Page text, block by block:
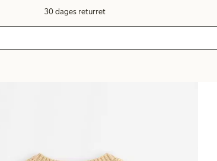
30 dages returret